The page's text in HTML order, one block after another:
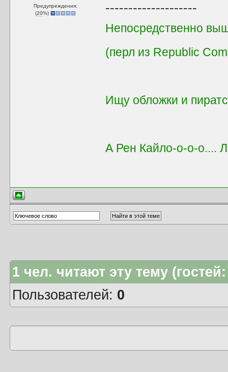
Предупреждения:
(20%) --------------------
Непосредственно
(перл из Republic
Ищу обложки и
А Рен Кайло-о-о-о....
1 чел. читают эту тему
Пользователей: 0